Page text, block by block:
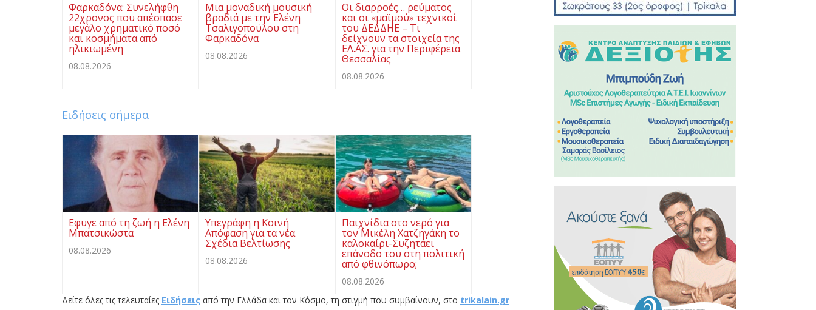
Φαρκαδόνα: Συνελήφθη
22χρονος που απέσπασε
μεγάλο χρηματικό ποσό
και κοσμήματα από
ηλικιωμένη
08.08.2026
Μια μοναδική μουσική
βραδιά με την Ελένη
Τσαλιγοπούλου στη
Φαρκαδόνα
08.08.2026
Οι διαρροές… ρεύματος
και οι «μαϊμού» τεχνικοί
του ΔΕΔΔΗΕ – Τι
δείχνουν τα στοιχεία της
ΕΛ.ΑΣ. για την Περιφέρεια
Θεσσαλίας
08.08.2026
Ειδήσεις σήμερα
Eφυγε από τη ζωή η Ελένη
Μπατσικώστα
08.08.2026
Υπεγράφη η Κοινή
Απόφαση για τα νέα
Σχέδια Βελτίωσης
08.08.2026
Παιχνίδια στο νερό για
τον Μικέλη Χατζηγάκη το
καλοκαίρι-Συζητάει
επάνοδο του στη πολιτική
από φθινόπωρο;
08.08.2026
Δείτε όλες τις τελευταίες Ειδήσεις από την Ελλάδα και τον Κόσμο, τη στιγμή που συμβαίνουν, στο trikalain.gr